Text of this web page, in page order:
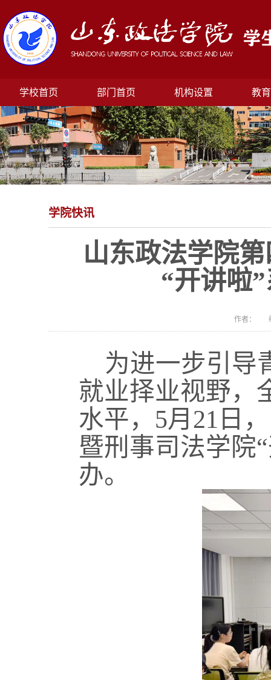
学校首页 部门首页 机构设置 教
学院快讯
山东政法学院
“开讲啦
作者：
为进一步引导
就业择业视野，
水平， 5月21日
暨刑事司法学院
办。